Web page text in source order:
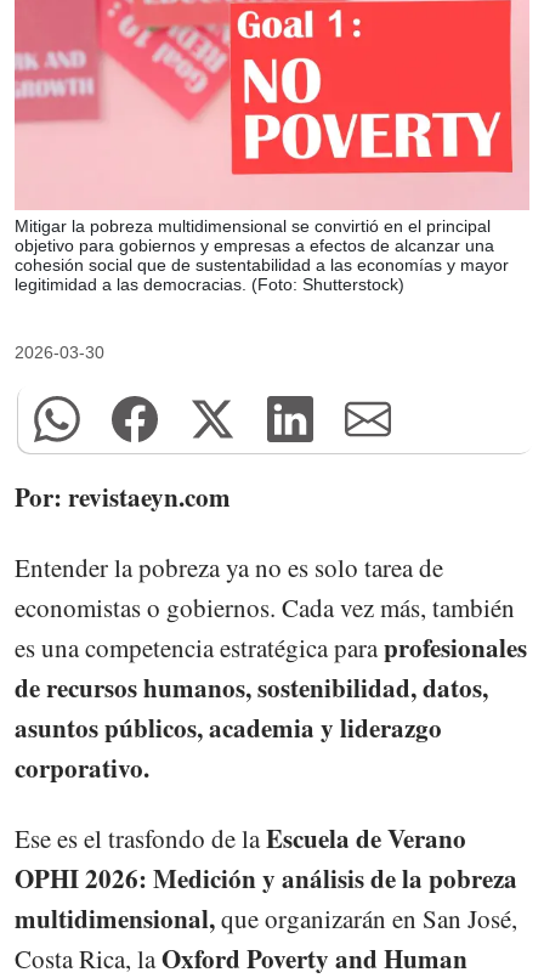
Mitigar la pobreza multidimensional se convirtió en el principal
objetivo para gobiernos y empresas a efectos de alcanzar una
cohesión social que de sustentabilidad a las economías y mayor
legitimidad a las democracias. (Foto: Shutterstock)
2026-03-30
Por: revistaeyn.com
Entender la pobreza ya no es solo tarea de
economistas o gobiernos. Cada vez más, también
es una competencia estratégica paraprofesionales
de recursos humanos, sostenibilidad, datos,
asuntos públicos, academia y liderazgo
corporativo.
Ese es el trasfondo de laEscuela de Verano
OPHI 2026: Medición y análisis de la pobreza
multidimensional,que organizarán en San José,
Costa Rica, laOxford Poverty and Human